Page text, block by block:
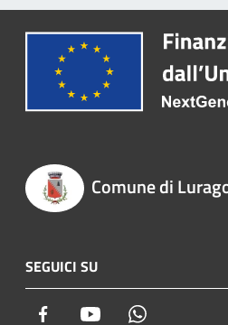
Comune di
SEGUICI SU
Facebook Youtube